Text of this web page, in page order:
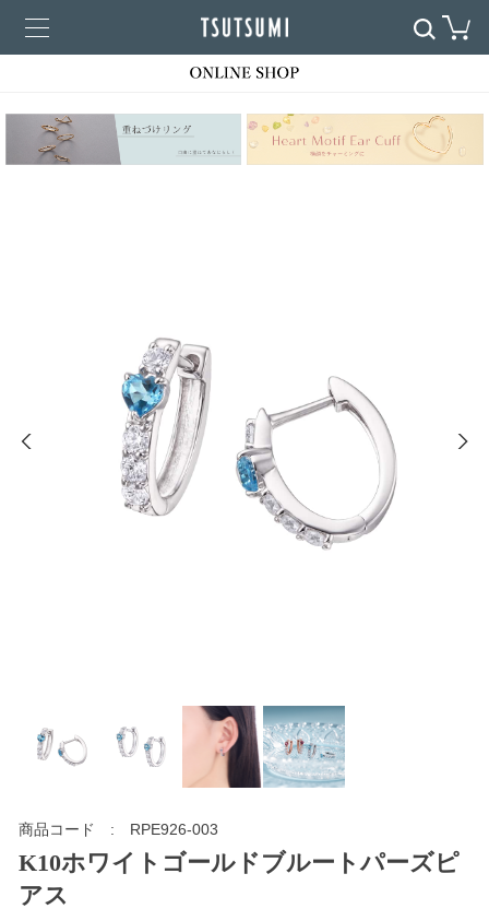
商品コード RPE926-003
K10ホワイトゴールドブルートパーズピ
アス